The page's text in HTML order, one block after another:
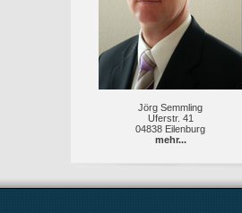
Jörg Semmling
Uferstr. 41
04838 Eilenburg
mehr...